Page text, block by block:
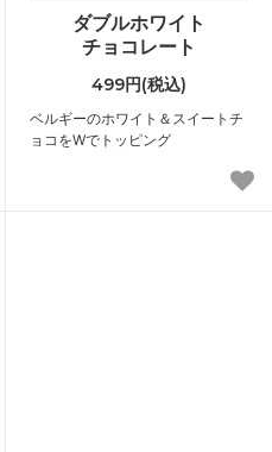
ダブルホワイト
チョコレート
499円(税込)
ベルギーのホワイト＆スイートチ
ョコをWでトッピング